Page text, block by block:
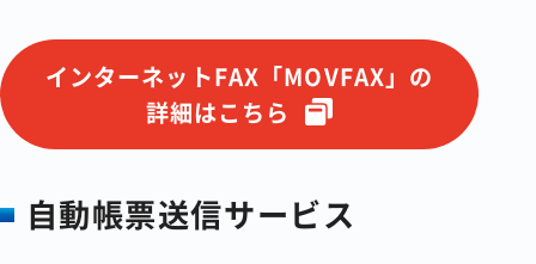
インターネットFAX「MOVFAX」の
詳細はこちら
自動帳票送信サービス